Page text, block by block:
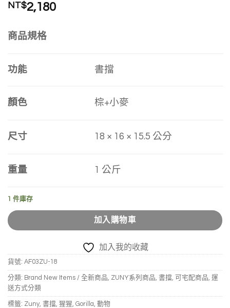
NT$2,180
商品規格
功能 書擋
顏色 棕+小麥
尺寸 18 × 16 × 15.5 公分
重量 1 公斤
1 件庫存
加入購物車
加入我的收藏
貨號: AF03ZU-18
分類: Brand New Items / 全新商品, ZUNY系列商品, 書擋, 可宅配商品, 運
送方式分類
標籤: Zuny, 書擋, 猩猩, Gorilla, 動物